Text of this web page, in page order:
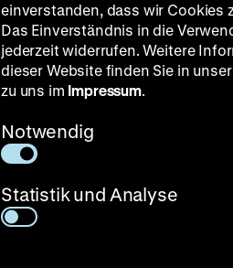
einverstanden, dass wir Cookies
Das Einverständnis in die
jederzeit widerrufen. Weitere
dieser Website finden Sie in
zu uns im Impressum.
Notwendig
Statistik und Analyse